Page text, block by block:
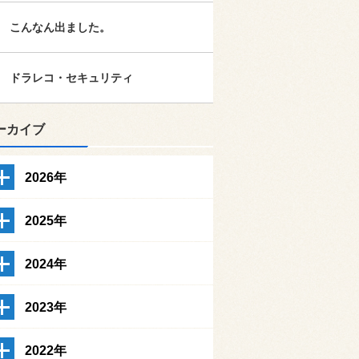
こんなん出ました。
ドラレコ・セキュリティ
カイブ
2026年
2025年
2024年
2023年
2022年